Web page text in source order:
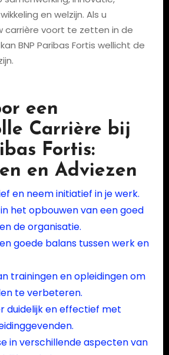
en welzijn. Als u
carrière voort te zetten in de
BNP Paribas Fortis wellicht de
een
Carrière bij
Fortis:
en Adviezen
en neem initiatief in je werk.
het opbouwen van een goed
de organisatie.
goede balans tussen werk en
trainingen en opleidingen om
te verbeteren.
duidelijk en effectief met
in verschillende aspecten van